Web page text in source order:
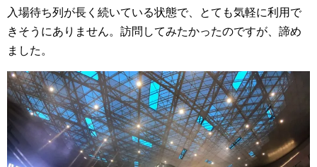
入場待ち列が長く続いている状態で、とても気軽に利用で
きそうにありません。訪問してみたかったのですが、諦め
ました。